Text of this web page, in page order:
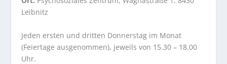
Leibnitz
Jeden ersten und dritten Donnerstag im Monat
(Feiertage ausgenommen), jeweils von 15.30 – 18.00
Uhr.